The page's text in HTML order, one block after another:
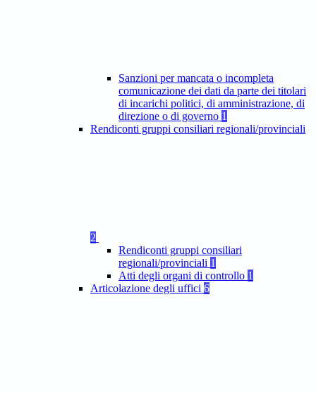
Sanzioni per mancata o incompleta
comunicazione dei dati da parte dei titolari
di incarichi politici, di amministrazione, di
direzione o di governo 1
Rendiconti gruppi consiliari regionali/provinciali
2
Rendiconti gruppi consiliari
regionali/provinciali 1
Atti degli organi di controllo 1
Articolazione degli uffici 6